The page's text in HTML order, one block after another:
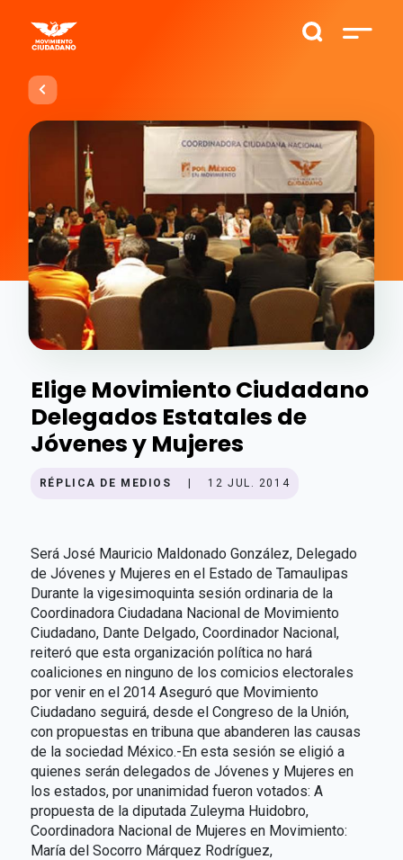
Elige Movimiento Ciudadano
Delegados Estatales de
Jóvenes y Mujeres
RÉPLICA DE MEDIOS 12 JUL. 2014
Será José Mauricio Maldonado González, Delegado
de Jóvenes y Mujeres en el Estado de Tamaulipas
Durante la vigesimoquinta sesión ordinaria de la
Coordinadora Ciudadana Nacional de Movimiento
Ciudadano, Dante Delgado, Coordinador Nacional,
reiteró que esta organización política no hará
coaliciones en ninguno de los comicios electorales
por venir en el 2014 Aseguró que Movimiento
Ciudadano seguirá, desde el Congreso de la Unión,
con propuestas en tribuna que abanderen las causas
de la sociedad México.-En esta sesión se eligió a
quienes serán delegados de Jóvenes y Mujeres en
los estados, por unanimidad fueron votados: A
propuesta de la diputada Zuleyma Huidobro,
Coordinadora Nacional de Mujeres en Movimiento:
María del Socorro Márquez Rodríguez,